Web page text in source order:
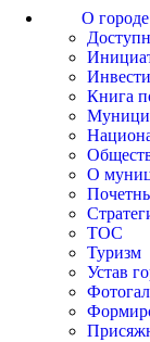
О городе
Книга
О
ТОС
Туризм
Устав